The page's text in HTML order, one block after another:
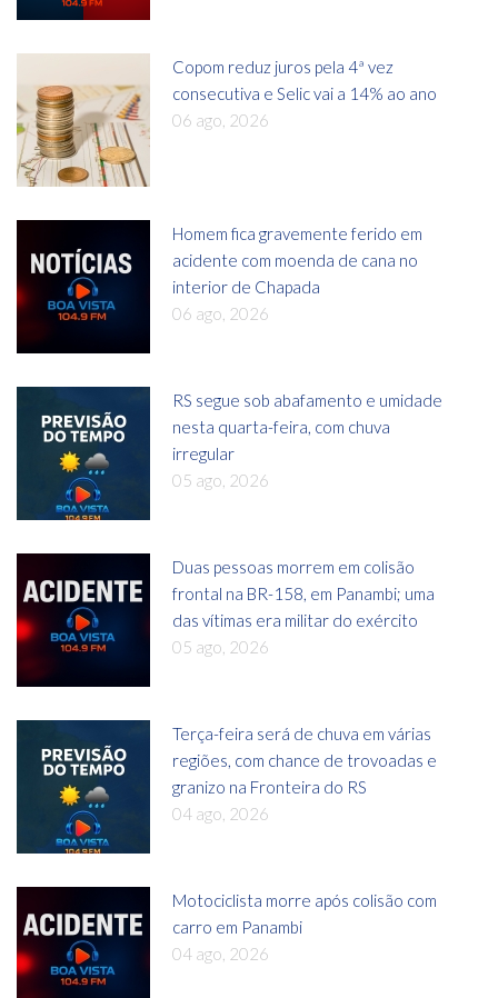
Copom reduz juros pela 4ª vez
consecutiva e Selic vai a 14% ao ano
06 ago, 2026
Homem fica gravemente ferido em
acidente com moenda de cana no
interior de Chapada
06 ago, 2026
RS segue sob abafamento e umidade
nesta quarta-feira, com chuva
irregular
05 ago, 2026
Duas pessoas morrem em colisão
frontal na BR-158, em Panambi; uma
das vítimas era militar do exército
05 ago, 2026
Terça-feira será de chuva em várias
regiões, com chance de trovoadas e
granizo na Fronteira do RS
04 ago, 2026
Motociclista morre após colisão com
carro em Panambi
04 ago, 2026